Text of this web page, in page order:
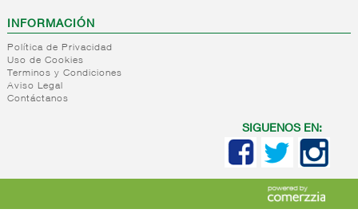
Platos
preparados
verdura
Platos
preparados
pescado
Platos
alternativa
vegetal
Pastas
refrigeradas
Platos
INFORMACIÓN
Política de Privacidad
Uso de Cookies
Terminos y Condiciones
Aviso Legal
Contáctanos
SIGUENOS EN: